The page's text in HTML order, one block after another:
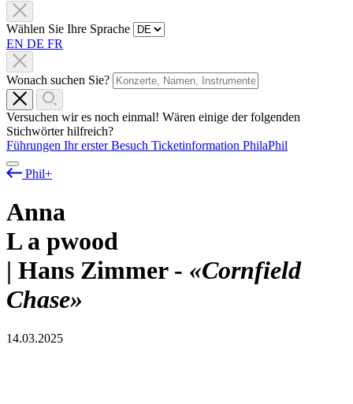
Wählen Sie Ihre Sprache
EN DE FR
Wonach suchen Sie?
Versuchen wir es noch einmal! Wären einige der folgenden
Stichwörter hilfreich?
Führungen Ihr erster Besuch Ticketinformation PhilaPhil
Phil+
Anna
L a pwood
| Hans Zimmer - «Cornfield
Chase»
14.03.2025